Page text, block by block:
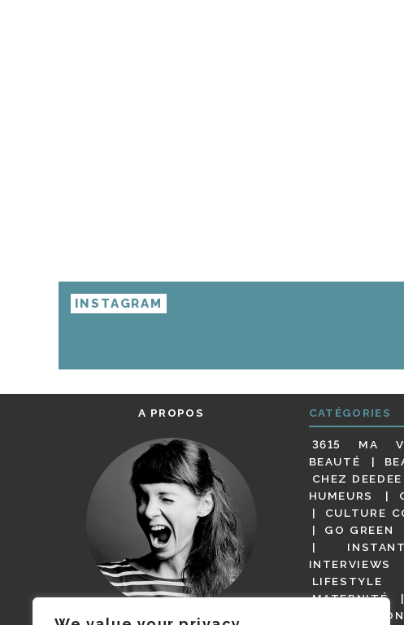
INSTAGRAM
A PROPOS CATÉGORIES
3615 MA
BEAUTÉ
CHEZ DEEDEE
HUMEURS
CULTURE
GO GREEN
INTERVIEWS
LIFESTYLE
MATERNITÉ